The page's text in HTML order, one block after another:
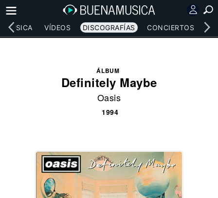
MÚSICA VÍDEOS DISCOGRAFÍAS CONCIERTOS
ÁLBUM
Definitely Maybe
Oasis
1994